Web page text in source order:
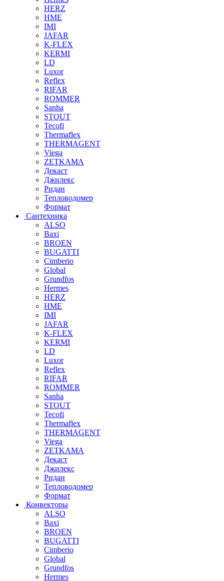
HERZ
HME
IMI
JAFAR
K-FLEX
KERMI
LD
Luxor
Reflex
RIFAR
ROMMER
Sanha
STOUT
Tecofi
Thermaflex
THERMAGENT
Viega
ZETKAMA
Декаст
Джилекс
Ридан
Тепловодомер
Формат
Сантехника
ALSO
Baxi
BROEN
BUGATTI
Cimberio
Global
Grundfos
Hermes
HERZ
HME
IMI
JAFAR
K-FLEX
KERMI
LD
Luxor
Reflex
RIFAR
ROMMER
Sanha
STOUT
Tecofi
Thermaflex
THERMAGENT
Viega
ZETKAMA
Декаст
Джилекс
Ридан
Тепловодомер
Формат
Конвекторы
ALSO
Baxi
BROEN
BUGATTI
Cimberio
Global
Grundfos
Hermes